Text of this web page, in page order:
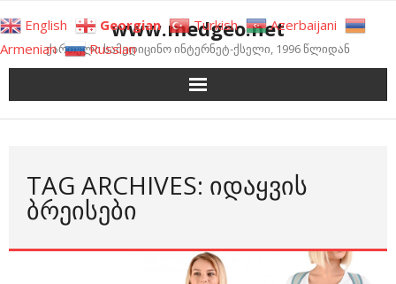
to
content
www.medgeo.net
ქართული სამედიცინო ინტერნეტ-ქსელი, 1996 წლიდან
TAG ARCHIVES: ᲘᲓᲐᲧᲕᲘᲡ
ᲑᲠᲔᲘᲡᲔᲑᲘ
English Georgian Turkish
Azerbaijani
Armenian
Russian